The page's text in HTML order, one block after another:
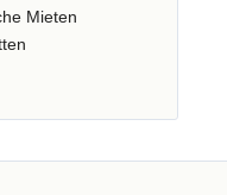
Mieten